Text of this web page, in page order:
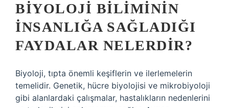
BIYOLOJI BILIMININ
INSANLIĞA SAĞLADIĞI
FAYDALAR NELERDIR?
Biyoloji, tıpta önemli keşiflerin ve ilerlemelerin
temelidir. Genetik, hücre biyolojisi ve mikrobiyoloji
gibi alanlardaki çalışmalar, hastalıkların nedenlerini